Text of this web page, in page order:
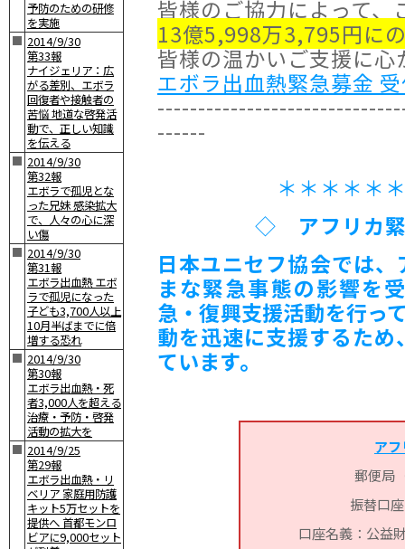
予防のための研修
を実施
■ 2014/9/30
第33報
ナイジェリア：広
がる差別、エボラ
回復者や接触者の
苦悩 地道な啓発活
動で、正しい知識
を伝える
■ 2014/9/30
第32報
エボラで孤児とな
った兄妹 感染拡大
で、人々の心に深
い傷
■ 2014/9/30
第31報
エボラ出血熱 エボ
ラで孤児になった
子ども3,700人以上
10月半ばまでに倍
増する恐れ
■ 2014/9/30
第30報
エボラ出血熱・死
者3,000人を超える
治療・予防・啓発
活動の拡大を
■ 2014/9/25
第29報
エボラ出血熱・リ
ベリア 家庭用防護
キット5万セットを
提供へ 首都モンロ
ビアに9,000セット
皆様のご協力によって
13億5,998万3,795円に
皆様の温かいご支援に
エボラ出血熱緊急募金
------
＊＊＊＊＊
◇ アフリカ
日本ユニセフ協会では
まな緊急事態の影響を
急・復興支援活動を行っ
動を迅速に支援するた
ています。
ア
郵便局
振替口
口座名義：公益